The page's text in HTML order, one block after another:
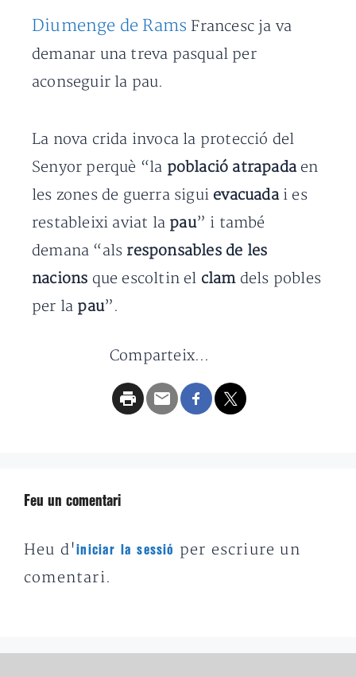
Diumenge de Rams Francesc ja va
demanar una treva pasqual per
aconseguir la pau.
La nova crida invoca la protecció del
Senyor perquè “la població atrapadaen
les zones de guerra sigui evacuada i es
restableixi aviat la pau” i també
demana “als responsables de les
nacions que escoltin el clam dels pobles
per la pau”.
Comparteix...
Feu un comentari
Heu d'iniciar la sessió
per escriure un
comentari.